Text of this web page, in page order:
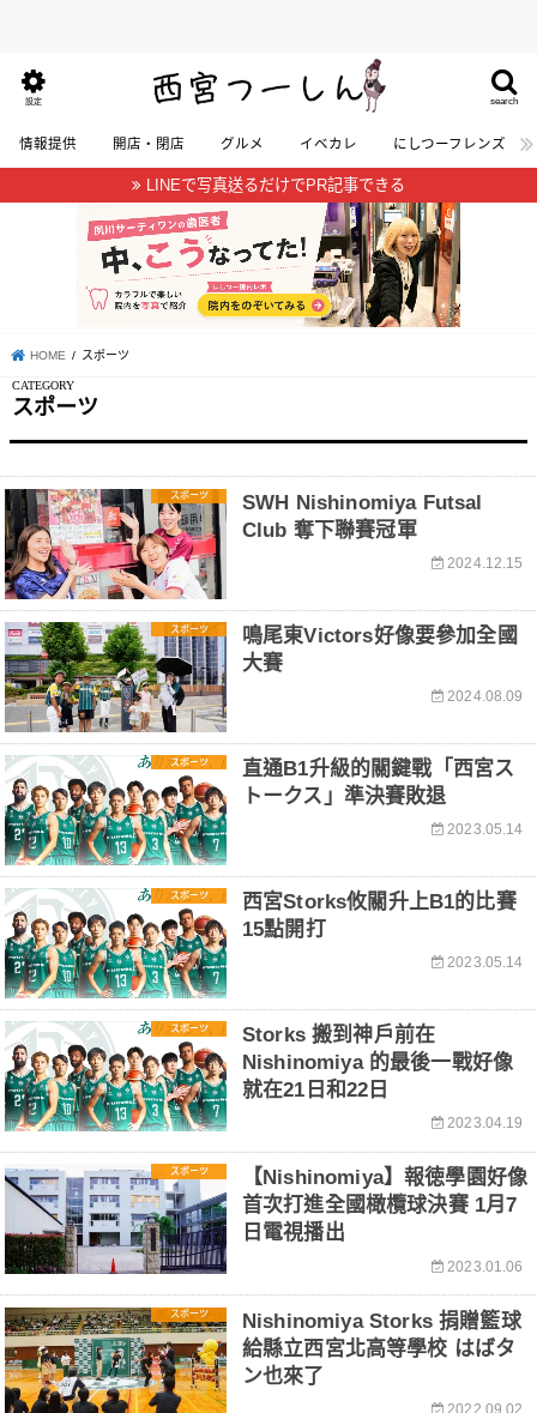
search
設定
情報提供 開店・閉店 グルメ イベカレ にしつーフレンズ
LINEで写真送るだけでPR記事できる
HOME スポーツ
スポーツ
スポーツ
SWH Nishinomiya Futsal
Club 奪下聯賽冠軍
2024.12.15
スポーツ
鳴尾東Victors好像要參加全國
大賽
2024.08.09
スポーツ
直通B1升級的關鍵戰「西宮ス
トークス」準決賽敗退
2023.05.14
スポーツ
西宮Storks攸關升上B1的比賽
15點開打
2023.05.14
スポーツ
Storks 搬到神戶前在
Nishinomiya 的最後一戰好像
就在21日和22日
2023.04.19
スポーツ
【Nishinomiya】報徳學園好像
首次打進全國橄欖球決賽 1月7
日電視播出
2023.01.06
スポーツ
Nishinomiya Storks 捐贈籃球
給縣立西宮北高等學校 はばタ
ン也來了
2022.09.02